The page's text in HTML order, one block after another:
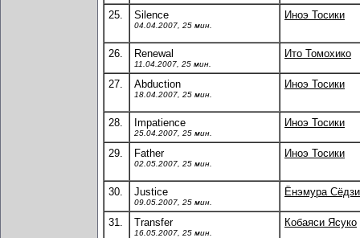
25. Silence
04.04.2007, 25 мин.
Иноэ Тосики
26. Renewal
11.04.2007, 25 мин.
Ито Томохико
27. Abduction
18.04.2007, 25 мин.
Иноэ Тосики
28. Impatience
25.04.2007, 25 мин.
Иноэ Тосики
29. Father
02.05.2007, 25 мин.
Иноэ Тосики
30. Justice
09.05.2007, 25 мин.
Ёнэмура Сёдзи
31. Transfer
16.05.2007, 25 мин.
Кобаяси Ясуко